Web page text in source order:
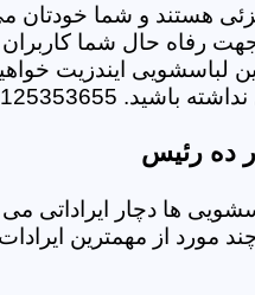
هستند و شما خودتان
رفاه حال شما کاربران
لباسشویی ایندزیت
آقای هاشمی
ده رئیس
ها دچار ایراداتی
مورد از مهمترین